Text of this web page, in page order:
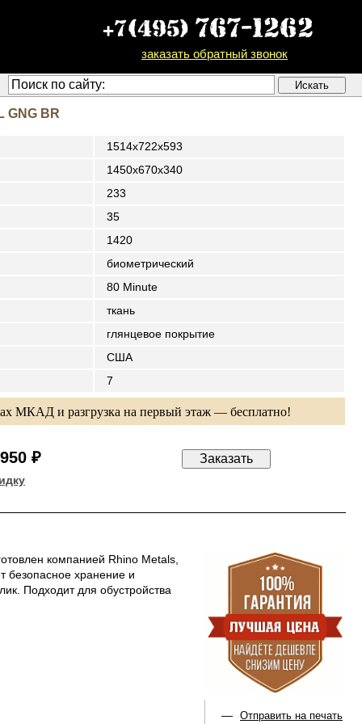
заказать обратный звонок
GNG BR
1514x722x593
1450х670х340
233
35
1420
биометрический
80 Minute
ткань
глянцевое покрытие
США
7
МКАД и разгрузка на первый этаж — бесплатно!
₽
компанией Rhino Metals,
безопасное хранение и
Подходит для обустройства
— Отправить на печать